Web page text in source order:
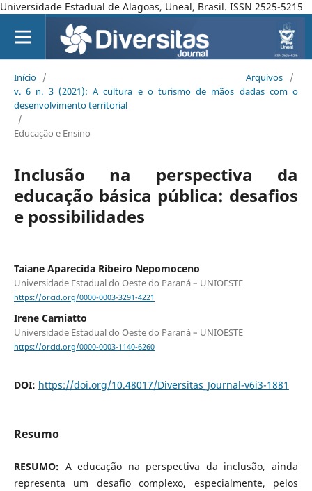
Universidade Estadual de Alagoas, Uneal, Brasil. ISSN 2525-5215
Início / Arquivos
/
v. 6 n. 3 (2021): A cultura e o turismo de mãos dadas com o
desenvolvimento territorial
/
Educação e Ensino
Inclusão na perspectiva da
educação básica pública: desafios
e possibilidades
Taiane Aparecida Ribeiro Nepomoceno
Universidade Estadual do Oeste do Paraná – UNIOESTE
https://orcid.org/0000-0003-3291-4221
Irene Carniatto
Universidade Estadual do Oeste do Paraná – UNIOESTE
https://orcid.org/0000-0003-1140-6260
DOI: https://doi.org/10.48017/Diversitas_Journal-v6i3-1881
Resumo
RESUMO: A educação na perspectiva da inclusão, ainda
representa um desafio complexo, especialmente, pelos